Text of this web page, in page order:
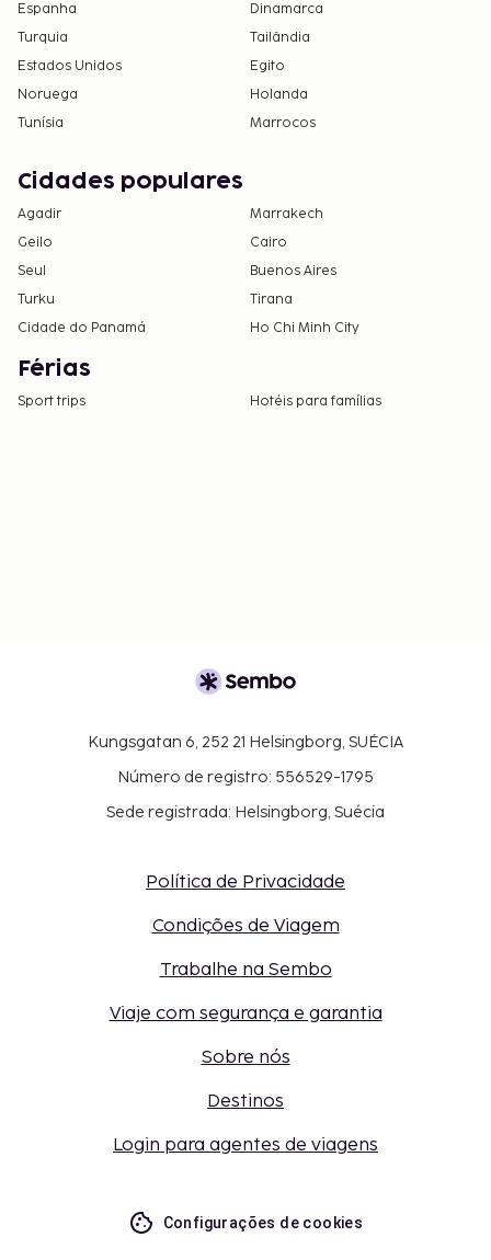
Espanha
Dinamarca
Turquia
Tailândia
Estados Unidos
Egito
Noruega
Holanda
Tunísia
Marrocos
Cidades populares
Agadir
Marrakech
Geilo
Cairo
Seul
Buenos Aires
Turku
Tirana
Cidade do Panamá
Ho Chi Minh City
Férias
Sport trips Hotéis para famílias
Kungsgatan 6, 252 21 Helsingborg, SUÉCIA
Número de registro: 556529-1795
Sede registrada: Helsingborg, Suécia
Política de Privacidade
Condições de Viagem
Trabalhe na Sembo
Viaje com segurança e garantia
Sobre nós
Destinos
Login para agentes de viagens
Configurações de cookies